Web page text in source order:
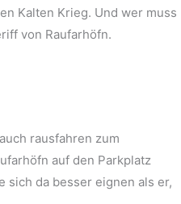
Kalten Krieg. Und wer muss
von Raufarhöfn.
rausfahren zum
auf den Parkplatz
sich da besser eignen als er,